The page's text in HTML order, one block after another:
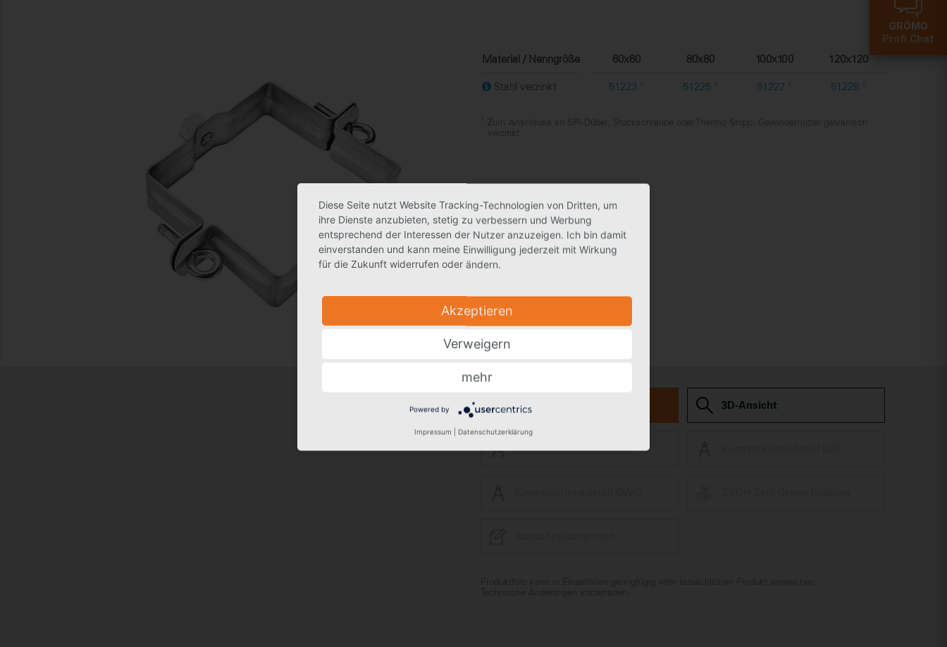
Material / Nenngröße
Stahl verzinkt
60x60 80x80 100x100 120x120
51223 51225 51227 51228
Zum Anschluss an SPI-Dübel, Stockschraube oder Thermo Stopp. Gewindemutter galvanisch
verzinkt
Frage zum Produkt stellen 3D-Ansicht
Technisches Datenblatt
GRÖMO
Profi Chat
Diese Seite nutzt Website Tracking-Technologien von Dritten, um
ihre Dienste anzubieten, stetig zu verbessern und Werbung
entsprechend der Interessen der Nutzer anzuzeigen. Ich bin damit
einverstanden und kann meine Einwilligung jederzeit mit Wirkung
für die Zukunft widerrufen oder ändern.
Akzeptieren
Verweigern
mehr
Powered by
Impressum Datenschutzerklärung